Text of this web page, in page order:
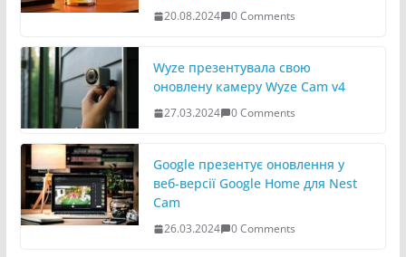
20.08.2024 0 Comments
Wyze презентувала свою
оновлену камеру Wyze Cam v4
27.03.2024 0 Comments
Google презентує оновлення у
веб-версії Google Home для Nest
Cam
26.03.2024 0 Comments